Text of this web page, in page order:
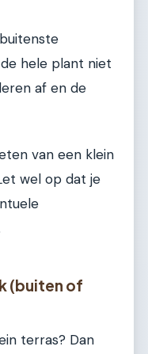
hele plant niet
af en de
van een klein
wel op dat je
(buiten of
terras? Dan